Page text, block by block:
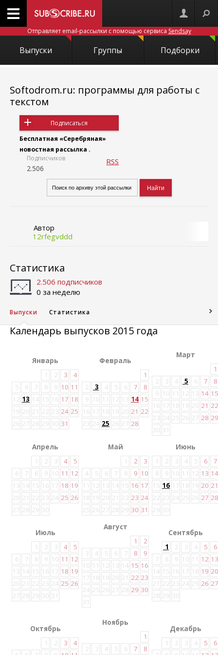
Отправляет email-рассылки с помощью сервиса Sendsay
Выпуски Группы Подборки
Softodrom.ru: программы для работы с
текстом
Подписаться
Бесплатная «Серебряная»
новостная рассылка .
Подписчиков
2.506
RSS
Автор
12rfegvddd
Статистика
2.506 подписчиков
0 за неделю
Выпуски Статистика
Календарь выпусков 2015 года
Январь
1
2 3
4
5
6 7 8 9 10 11
12 13 14 15 16 17 18
19 20 21 22 23 24 25
26 27 28 29 30 31
Февраль
1
2
3 4 5 6 7
8
9 10 11 12 13 14 15
16 17 18 19 20 21 22
23 24 25 26 27 28
Март
1
2
3 4 5 6 7
8
9 10 11 12 13 14 15
16 17 18 19 20 21 22
23 24 25 26 27 28 29
30 31
Апрель
1
2 3 4
5
6
7 8 9 10 11 12
13 14 15 16 17 18 19
20 21 22 23 24 25 26
27 28 29 30
Май
1
2
3
4
5 6 7 8 9 10
11 12 13 14 15 16 17
18 19 20 21 22 23 24
25 26 27 28 29 30 31
Июнь
1
2 3 4 5 6
7
8
9 10 11 12 13 14
15 16 17 18 19 20 21
22 23 24 25 26 27 28
29 30
Июль
1
2 3 4
5
6
7 8 9 10 11 12
13 14 15 16 17 18 19
20 21 22 23 24 25 26
27 28 29 30 31
Август
1
2
3
4 5 6 7 8
9
10 11 12 13 14 15 16
17 18 19 20 21 22 23
24 25 26 27 28 29 30
31
Сентябрь
1
2 3 4 5
6
7
8 9 10 11 12 13
14 15 16 17 18 19 20
21 22 23 24 25 26 27
28 29 30
Октябрь
1
2 3
4
Ноябрь
1
2
3 4 5 6 7 8
Декабрь
1
2 3 4 5
6